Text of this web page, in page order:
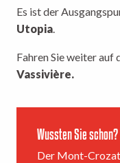
Es ist der
Utopia.
Fahren Sie weiter auf
Vassivière.
Wussten Sie schon?
Der Mont-